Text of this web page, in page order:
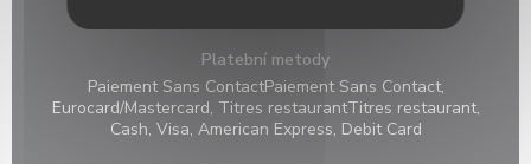
Platební metody
Paiement Sans ContactPaiement Sans Contact,
Eurocard/Mastercard, Titres restaurantTitres restaurant,
Cash, Visa, American Express, Debit Card